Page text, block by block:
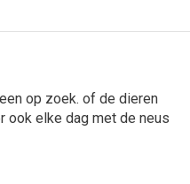
op zoek. of de dieren
ook elke dag met de neus